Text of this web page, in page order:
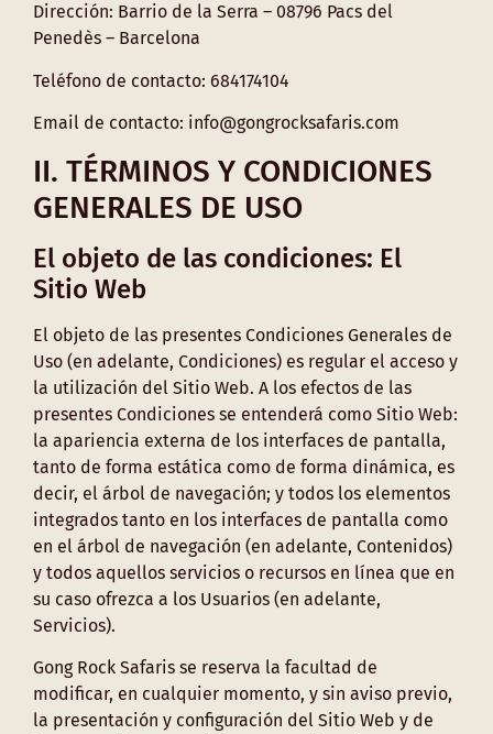
Dirección: Barrio de la Serra – 08796 Pacs del
Penedès – Barcelona
Teléfono de contacto: 684174104
Email de contacto: info@gongrocksafaris.com
II. TÉRMINOS Y CONDICIONES
GENERALES DE USO
El objeto de las condiciones: El
Sitio Web
El objeto de las presentes Condiciones Generales de
Uso (en adelante, Condiciones) es regular el acceso y
la utilización del Sitio Web. A los efectos de las
presentes Condiciones se entenderá como Sitio Web:
la apariencia externa de los interfaces de pantalla,
tanto de forma estática como de forma dinámica, es
decir, el árbol de navegación; y todos los elementos
integrados tanto en los interfaces de pantalla como
en el árbol de navegación (en adelante, Contenidos)
y todos aquellos servicios o recursos en línea que en
su caso ofrezca a los Usuarios (en adelante,
Servicios).
Gong Rock Safaris se reserva la facultad de
modificar, en cualquier momento, y sin aviso previo,
la presentación y configuración del Sitio Web y de